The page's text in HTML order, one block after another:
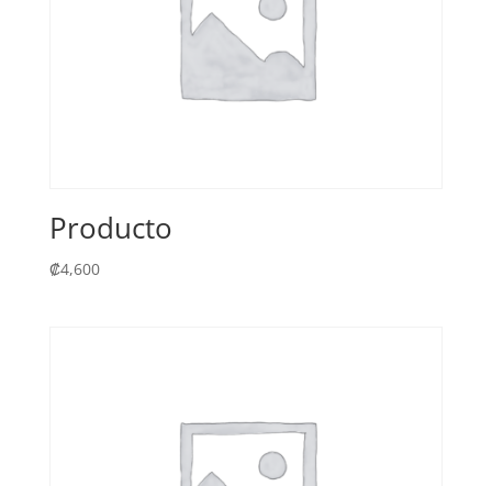
Producto
₡4,600